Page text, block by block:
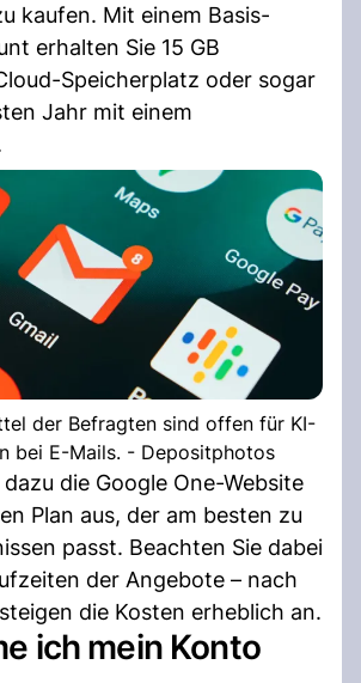
kaufen. Mit einem Basis-
erhalten Sie 15 GB
Speicherplatz oder sogar
Jahr mit einem
der Befragten sind offen für KI-
bei E-Mails. - Depositphotos
dazu die Google One-Website
Plan aus, der am besten zu
passt. Beachten Sie dabei
der Angebote – nach
die Kosten erheblich an.
ich mein Konto